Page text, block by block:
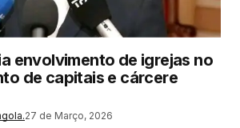
envolvimento de igrejas no
de capitais e cárcere
27 de Março, 2026